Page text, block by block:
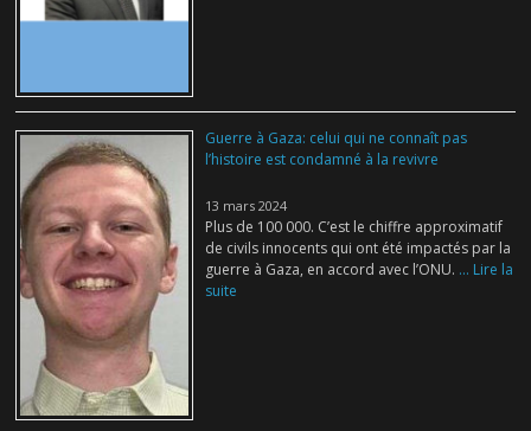
Guerre à Gaza: celui qui ne connaît pas
l’histoire est condamné à la revivre
13 mars 2024
Plus de 100 000. C’est le chiffre approximatif
de civils innocents qui ont été impactés par la
guerre à Gaza, en accord avec l’ONU. ... Lire la
suite